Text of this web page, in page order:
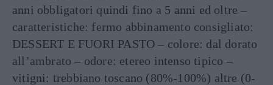
anni obbligatori quindi fino a 5 anni ed oltre –
caratteristiche: fermo abbinamento consigliato:
DESSERT E FUORI PASTO – colore: dal dorato
all’ambrato – odore: etereo intenso tipico –
vitigni: trebbiano toscano (80%-100%) altre (0-